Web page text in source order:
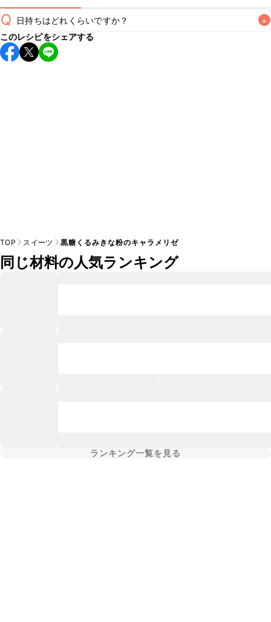
Q 日持ちはどれくらいですか？ +
保存期間は冷蔵で2~3日が目安です。なるべくお早めにお召
し上がりください。
このレシピをシェアする
TOP スイーツ 黒糖くるみきな粉のキャラメリゼ
同じ材料の人気ランキング
ランキング一覧を見る